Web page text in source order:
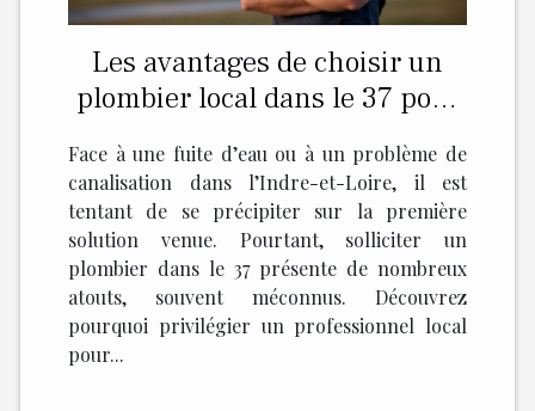
Les avantages de choisir un
plombier local dans le 37 pour
Face à une fuite d’eau ou à un problème de
canalisation dans l’Indre-et-Loire, il est
tentant de se précipiter sur la première
solution venue. Pourtant, solliciter un
plombier dans le 37 présente de nombreux
atouts, souvent méconnus. Découvrez
pourquoi privilégier un professionnel local
pour...